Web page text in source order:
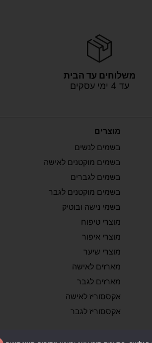
משלוחים עד הבית
עד 4 ימי עסקים
מוצרים
בשמים לנשים
בשמים מוקטנים לאישה
בשמים לגברים
בשמים מוקטנים לגבר
בשמי נישה ובוטיק
מוצרי טיפוח
מוצרי איפור
מוצרי שיער
מארזים לאישה
מארזים לגבר
אקססוריז לאישה
אקססוריז לגבר